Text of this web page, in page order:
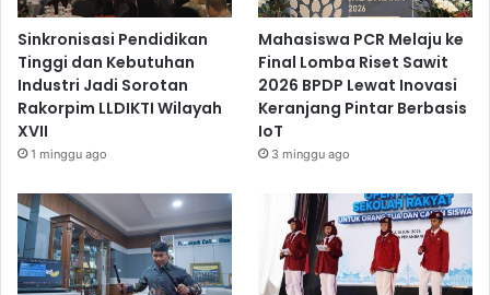
Sinkronisasi Pendidikan
Tinggi dan Kebutuhan
Industri Jadi Sorotan
Rakorpim LLDIKTI Wilayah
XVII
1 minggu ago
Mahasiswa PCR Melaju ke
Final Lomba Riset Sawit
2026 BPDP Lewat Inovasi
Keranjang Pintar Berbasis
IoT
3 minggu ago